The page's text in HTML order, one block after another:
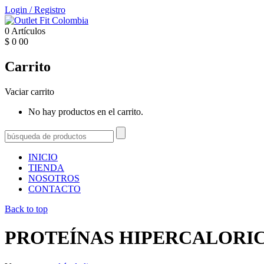
Login /Registro
0 Artículos
$ 0 00
Carrito
Vaciar carrito
No hay productos en el carrito.
INICIO
TIENDA
NOSOTROS
CONTACTO
Back to top
PROTEÍNAS